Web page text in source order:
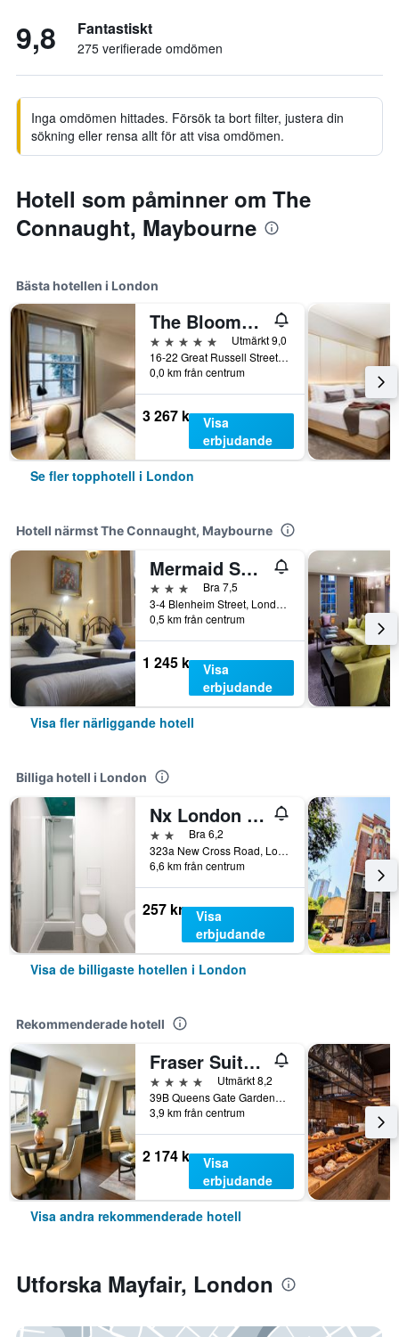
9,8 Fantastiskt
275 verifierade omdömen
Inga omdömen hittades. Försök ta bort filter, justera din
sökning eller rensa allt för att visa omdömen.
Hotell som påminner om The
Connaught, Maybourne
Bästa hotellen i London
The Bloomsbury
5 stjärnor
Utmärkt 9,0
16-22 Great Russell Street, London, Storbritannien
0,0 km från centrum
3 267 kr Visa
erbjudande
Se fler topphotell i London
Hotell närmst The Connaught, Maybourne
Mermaid Suite Hotel
3 stjärnorBra 7,5
3-4 Blenheim Street, London, Storbritannien
0,5 km från centrum
1 245 kr Visa
erbjudande
Visa fler närliggande hotell
Billiga hotell i London
Nx London Hostel
2 stjärnorBra 6,2
323a New Cross Road, London, Storbritannien
6,6 km från centrum
257 kr
Visa
erbjudande
Visa de billigaste hotellen i London
Rekommenderade hotell
Fraser Suites Queens Gate
4 stjärnor
Utmärkt 8,2
39B Queens Gate Gardens, London, Storbritannien
3,9 km från centrum
2 174 kr Visa
erbjudande
Visa andra rekommenderade hotell
Utforska Mayfair, London